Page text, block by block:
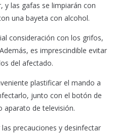
y las gafas se limpiarán con
una bayeta con alcohol.
consideración con los grifos,
es imprescindible evitar
del afectado.
plastificar el mando a
junto con el botón de
aparato de televisión.
precauciones y desinfectar